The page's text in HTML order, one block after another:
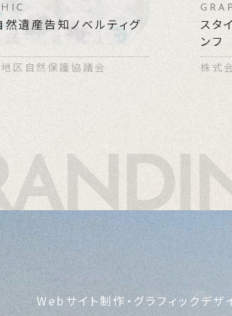
然遺産告知ノベルティグ
区自然保護協議会
スタ
ンフ
株式
Webサイト制作・グラフィックデザ